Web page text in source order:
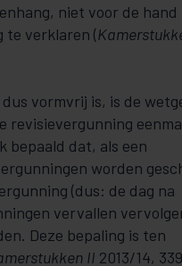
niet voor de hand
te verklaren (
vormvrij is, is de
revisievergunning
bepaald dat, als een
worden
(dus: de dag na
vervallen
Deze bepaling is ten
II 2013/14,